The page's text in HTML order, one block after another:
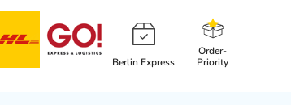
Berlin Express
Order-
Priority